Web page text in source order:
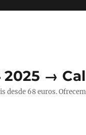
→
desde 68 euros.